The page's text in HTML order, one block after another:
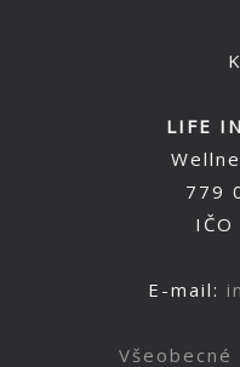
LIFE
779
E-mail: